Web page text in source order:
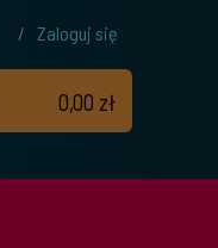
/ Zaloguj się
0,00 zł